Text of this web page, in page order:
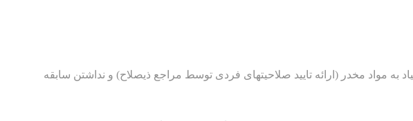
به مواد مخدر (ارائه تایید صلاحیتهای فردی توسط مراجع ذیصلاح) و نداشتن سابقه